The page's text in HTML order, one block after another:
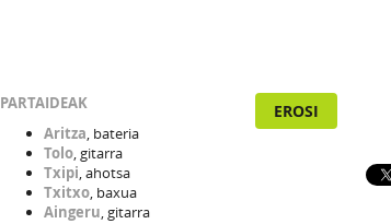
PARTAIDEAK
Aritza, bateria
Tolo, gitarra
Txipi, ahotsa
Txitxo, baxua
Aingeru, gitarra
EROSI